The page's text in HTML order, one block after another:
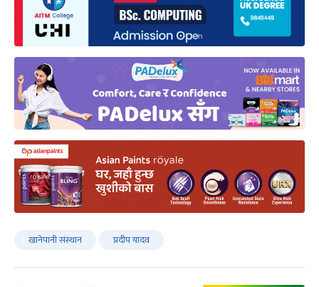
खानेपानी संस्थान प्रदीप यादव